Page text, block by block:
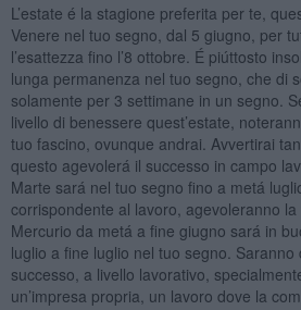
L’estate é la stagione preferita per te,
Venere nel tuo segno, dal 5 giugno, per
l’esattezza fino l’8 ottobre. É piúttosto
lunga permanenza nel tuo segno, che di
solamente per 3 settimane in un segno.
livello di benessere quest’estate,
tuo fascino, ovunque andrai. Avvertirai
questo agevolerá il successo in campo
Marte sará nel tuo segno fino a metá
corrispondente al lavoro, agevoleranno la
Mercurio da metá a fine giugno sará in
luglio a fine luglio nel tuo segno.
successo, a livello lavorativo,
un’impresa propria, un lavoro dove la